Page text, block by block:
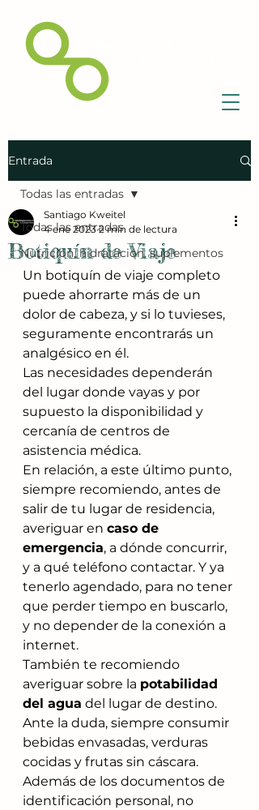
Entrada
Todas las entradas
Nutrición, hidratación, suplementos
Todas las entradas
Botiquín de Viaje
Santiago Kweitel
4 ene 2023 2 min de lectura
Un botiquín de viaje completo
puede ahorrarte más de un
dolor de cabeza, y si lo tuvieses,
seguramente encontrarás un
analgésico en él.
Las necesidades dependerán
del lugar donde vayas y por
supuesto la disponibilidad y
cercanía de centros de
asistencia médica.
En relación, a este último punto,
siempre recomiendo, antes de
salir de tu lugar de residencia,
averiguar en caso de
emergencia, a dónde concurrir,
y a qué teléfono contactar. Y ya
tenerlo agendado, para no tener
que perder tiempo en buscarlo,
y no depender de la conexión a
internet.
También te recomiendo
averiguar sobre la potabilidad
del agua del lugar de destino.
Ante la duda, siempre consumir
bebidas envasadas, verduras
cocidas y frutas sin cáscara.
Además de los documentos de
identificación personal, no